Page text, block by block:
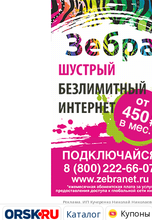
Реклама. ИП Кучеренко Николай
Каталог Купоны
Рестораны, кафе, бары
Развлечения и отдых
Спорт Фитнес
Недвижимость
Красота Косметология
Торговля
Бизнес и
Юристы,
Ремонт
Это
Популярное →